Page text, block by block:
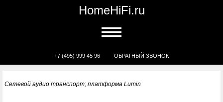
HomeHiFi.ru
+7 (495) 999 45 96 ОБРАТНЫЙ ЗВОНОК
Сетевой аудио транспорт; платформа Lumin